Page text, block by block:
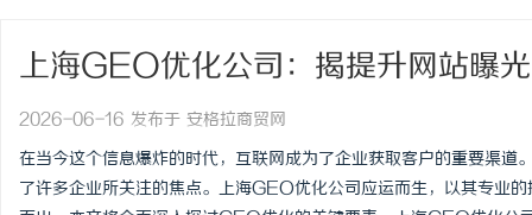
上海GEO优化公司：揭提升网站曝
2026-06-16 发布于 安格拉商贸网
在当今这个信息爆炸的时代，互联网成为了企业获取客户的重要渠
了许多企业所关注的焦点。上海GEO优化公司应运而生，以其专业